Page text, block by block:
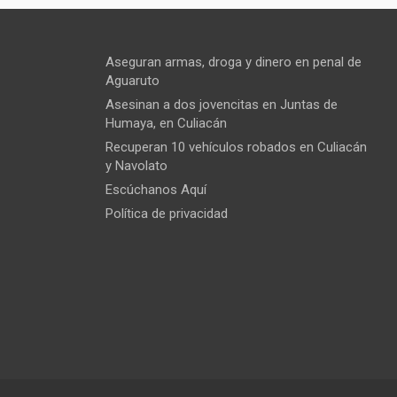
Aseguran armas, droga y dinero en penal de
Aguaruto
Asesinan a dos jovencitas en Juntas de
Humaya, en Culiacán
Recuperan 10 vehículos robados en Culiacán
y Navolato
Escúchanos Aquí
Política de privacidad